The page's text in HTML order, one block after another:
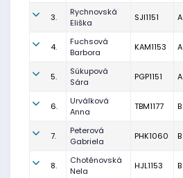
3.
Rychnovská
Eliška
SJI1151 A
4.
Fuchsová
Barbora
KAM1153 A
5.
Súkupová
Sára
PGP1151 A
6.
Urválková
Anna
TBM1177 B
7.
Peterová
Gabriela
PHK1060 B
8.
Chotěnovská
Nela
HJL1153 B